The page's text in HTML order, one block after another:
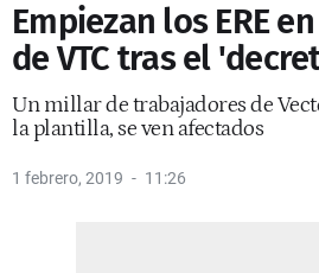
Empiezan los ERE
de VTC tras el
Un millar de trabajadores de
la plantilla, se ven afectados
1 febrero, 2019 11:26